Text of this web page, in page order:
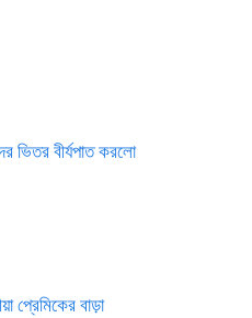
ভিতর বীর্যপাত করলো
প্রেমিকের বাড়া